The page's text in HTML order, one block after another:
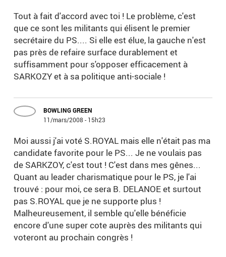
Tout à fait d'accord avec toi ! Le problème, c'est
que ce sont les militants qui élisent le premier
secrétaire du PS.... Si elle est élue, la gauche n'est
pas près de refaire surface durablement et
suffisamment pour s'opposer efficacement à
SARKOZY et à sa politique anti-sociale !
BOWLING GREEN
11/mars/2008 - 15h23
Moi aussi j'ai voté S.ROYAL mais elle n'était pas ma
candidate favorite pour le PS... Je ne voulais pas
de SARKZOY, c'est tout ! C'est dans mes gênes...
Quant au leader charismatique pour le PS, je l'ai
trouvé : pour moi, ce sera B. DELANOE et surtout
pas S.ROYAL que je ne supporte plus !
Malheureusement, il semble qu'elle bénéficie
encore d'une super cote auprès des militants qui
voteront au prochain congrès !